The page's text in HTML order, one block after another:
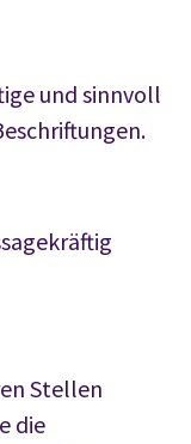
und sinnvoll
Stellen
die